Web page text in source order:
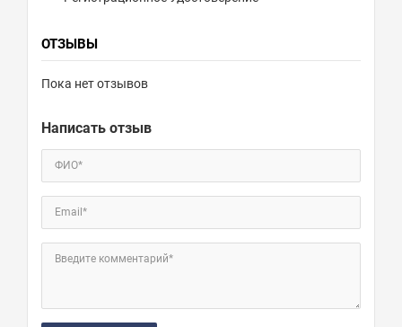
ОТЗЫВЫ
Пока нет отзывов
Написать отзыв
ФИО*
Email*
Введите комментарий*